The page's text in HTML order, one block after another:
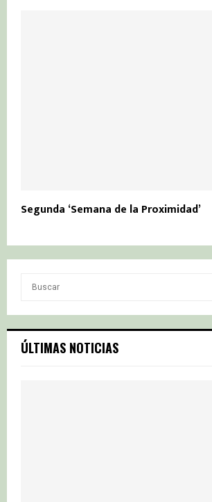
Segunda ‘Semana de la Proximidad’
c
h
ÚLTIMAS NOTICIAS